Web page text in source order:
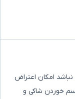
امکان اعتراض
خوردن شاکی و